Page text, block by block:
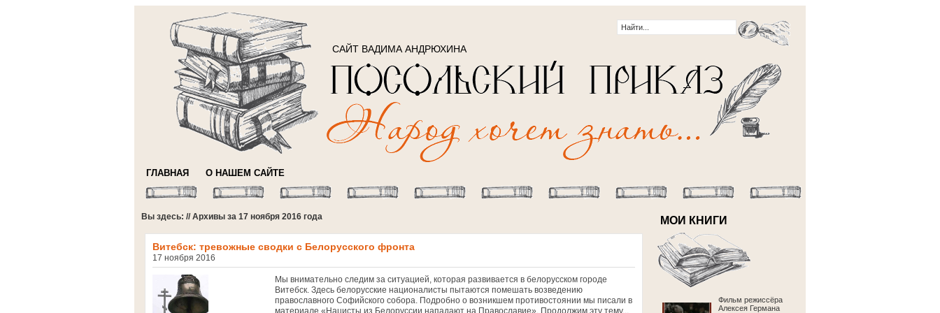
САЙТ ВАДИМА АНДРЮХИНА
ГЛАВНАЯ О НАШЕМ САЙТЕ
Вы здесь: // Архивы за 17 ноября 2016 года
Витебск: тревожные сводки с Белорусского фронта
17 ноября 2016
Мы внимательно следим за ситуацией, которая развивается в белорусском городе
Витебск. Здесь белорусские националисты пытаются помешать возведению
православного Софийского собора. Подробно о возникшем противостоянии мы писали в
материале «Нацисты из Белоруссии нападают на Православие». Продолжим эту тему...
МОИ КНИГИ
Фильм режиссёра
Алексея Германа